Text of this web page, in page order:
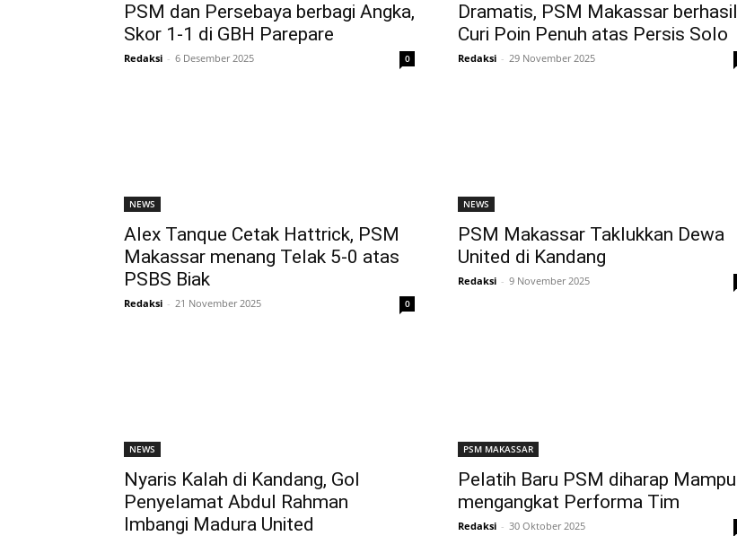
PSM dan Persebaya berbagi Angka,
Skor 1-1 di GBH Parepare
Redaksi - 6 Desember 2025 0
Dramatis, PSM Makassar berhasil
Curi Poin Penuh atas Persis Solo
Redaksi - 29 November 2025
NEWS
Alex Tanque Cetak Hattrick, PSM
Makassar menang Telak 5-0 atas
PSBS Biak
Redaksi - 21 November 2025 0
NEWS
PSM Makassar Taklukkan Dewa
United di Kandang
Redaksi - 9 November 2025
NEWS
Nyaris Kalah di Kandang, Gol
Penyelamat Abdul Rahman
Imbangi Madura United
PSM MAKASSAR
Pelatih Baru PSM diharap Mampu
mengangkat Performa Tim
Redaksi - 30 Oktober 2025